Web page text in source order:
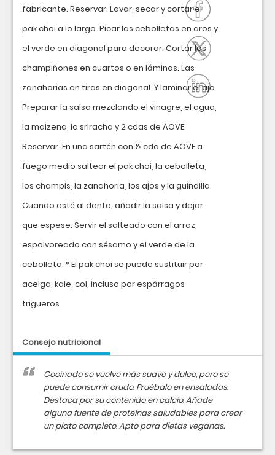
fabricante. Reservar. Lavar, secar y cortar el
pak choi a lo largo. Picar las cebolletas en aros y
el verde en diagonal para decorar. Cortar los
champiñones en cuartos o en láminas. Las
zanahorias en tiras en diagonal. Y laminar el ajo.
Preparar la salsa mezclando el vinagre, el agua,
la maizena, la sriracha y 2 cdas de AOVE.
Reservar. En una sartén con ½ cda de AOVE a
fuego medio saltear el pak choi, la cebolleta,
los champis, la zanahoria, los ajos y la guindilla.
Cuando esté al dente, añadir la salsa y dejar
que espese. Servir el salteado con el arroz,
espolvoreado con sésamo y el verde de la
cebolleta. * El pak choi se puede sustituir por
acelga, kale, col, incluso por espárragos
trigueros
Consejo nutricional
Cocinado se vuelve más suave y dulce, pero se
puede consumir crudo. Pruébalo en ensaladas.
Destaca por su contenido en calcio. Añade
alguna fuente de proteínas saludables para crear
un plato completo. Apto para dietas veganas.